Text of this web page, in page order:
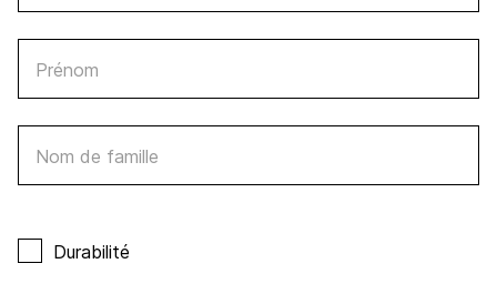
Prénom
Nom de famille
Durabilité